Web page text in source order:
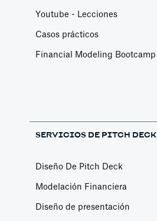
Youtube - Lecciones
Casos prácticos
Financial Modeling Bootcamp
SERVICIOS DE PITCH DECK
Diseño De Pitch Deck
Modelación Financiera
Diseño de presentación